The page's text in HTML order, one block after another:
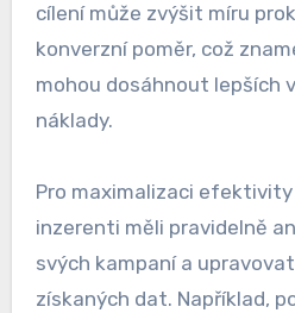
cílení může zvýšit míru
konverzní poměr, což
mohou dosáhnout lepších
náklady.
Pro maximalizaci
inzerenti měli pravidelně
svých kampaní a
získaných dat. Například,